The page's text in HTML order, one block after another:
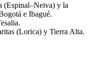
(Espinal–Neiva) y la
e Ibagué.
(Lorica) y Tierra Alta.